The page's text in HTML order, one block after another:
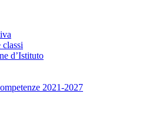
d’Istituto
2021-2027